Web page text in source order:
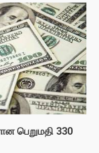
பெறுமதி 330